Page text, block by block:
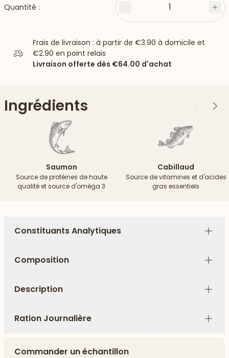
Quantité : Moins 1
Frais de livraison : à partir de €3.90 à domicile et
€2.90 en point relais
Livraison offerte dès €64.00 d'achat
Ingrédients Précédent
Saumon
Source de protéines de haute
qualité et source d'oméga 3
Cabillaud
Source de vitamines et d'acides
gras essentiels
Constituants Analytiques
Plus
Composition
Plus
Description
Plus
Ration Journalière
Plus
Commander un échantillon